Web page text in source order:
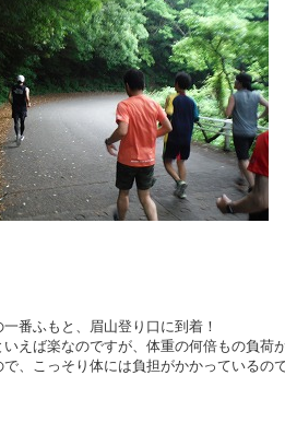
番ふもと、眉山登り口に到着！
いえば楽なのですが、体重の何倍もの負荷
で、こっそり体には負担がかかっているの